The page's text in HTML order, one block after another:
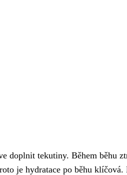
doplnit tekutiny. Během běhu
je hydratace po běhu